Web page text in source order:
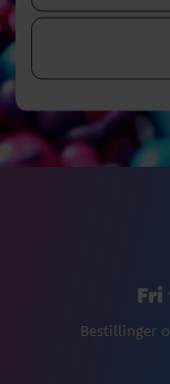
Bestillinger